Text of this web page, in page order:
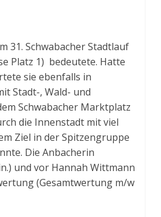
31. Schwabacher Stadtlauf
Platz 1) bedeutete. Hatte
sie ebenfalls in
Stadt-, Wald- und
Schwabacher Marktplatz
die Innenstadt mit viel
Ziel in der Spitzengruppe
Die Anbacherin
und vor Hannah Wittmann
(Gesamtwertung m/w